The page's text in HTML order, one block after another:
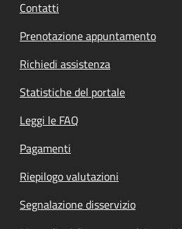
Contatti
Prenotazione appuntamento
Richiedi assistenza
Statistiche del portale
Leggi le FAQ
Pagamenti
Riepilogo valutazioni
Segnalazione disservizio